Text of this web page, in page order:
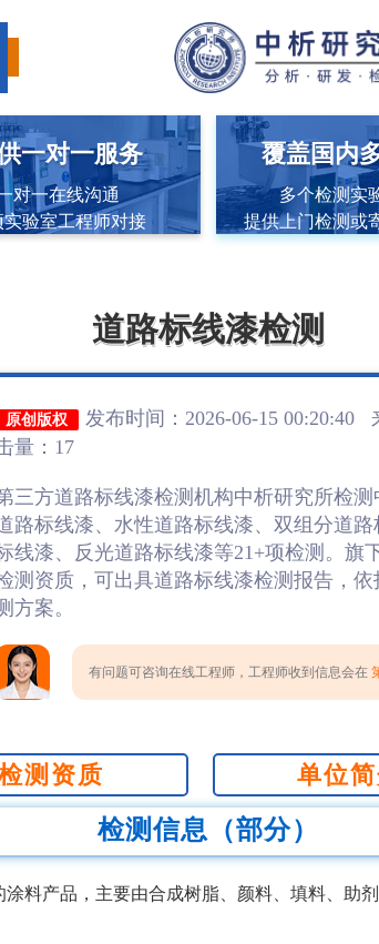
一对一服务
对一在线沟通
实验室工程师对接
覆盖国内
多个检测实
提供上门检测或
道路标线漆检测
原创版权 发布时间：2026-06-15 00:20:40
量：17
三方道路标线漆检测机构中析研究所检
路标线漆、水性道路标线漆、双组分道
线漆、反光道路标线漆等21+项检测。旗
测资质，可出具道路标线漆检测报告，
方案。
有问题可咨询在线工程师，工程师收到信息会在
测资质 单位
检测信息（部分）
料产品，主要由合成树脂、颜料、填料、助